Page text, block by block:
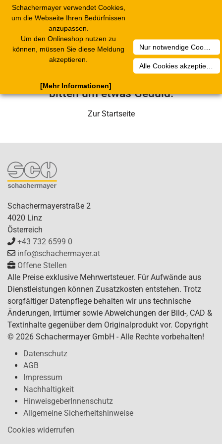
Schachermayer verwendet Cookies,
um die Webseite Ihren Bedürfnissen
anzupassen.
Um den Onlineshop nutzen zu
können, müssen Sie diese Meldung
akzeptieren.
Nur notwendige Cookies akzeptieren
Alle Cookies akzeptieren
[Mehr Informationen]
Leider ist ein technischer Fehler
aufgetreten. Unser Service-Team wird
bitten um etwas Geduld.
Zur Startseite
Schachermayerstraße 2
4020 Linz
Österreich
+43 732 6599 0
info@schachermayer.at
Offene Stellen
Alle Preise exklusive Mehrwertsteuer. Für Aufwände aus
Dienstleistungen können Zusatzkosten entstehen. Trotz
sorgfältiger Datenpflege behalten wir uns technische
Änderungen, Irrtümer sowie Abweichungen der Bild-, CAD &
Textinhalte gegenüber dem Originalprodukt vor. Copyright
© 2026 Schachermayer GmbH - Alle Rechte vorbehalten!
Datenschutz
AGB
Impressum
Nachhaltigkeit
HinweisgeberInnenschutz
Allgemeine Sicherheitshinweise
Cookies widerrufen